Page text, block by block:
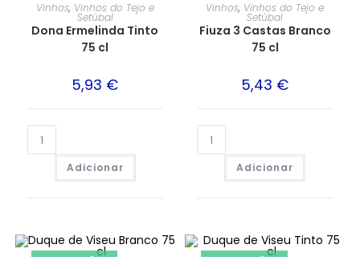
Vinhos, Vinhos do Tejo e
Setúbal
Dona Ermelinda Tinto
75 cl
5,93 €
Adicionar
Vinhos, Vinhos do Tejo e
Setúbal
Fiuza 3 Castas Branco
75 cl
5,43 €
Adicionar
PROMOÇÃO!
PROMOÇÃO!